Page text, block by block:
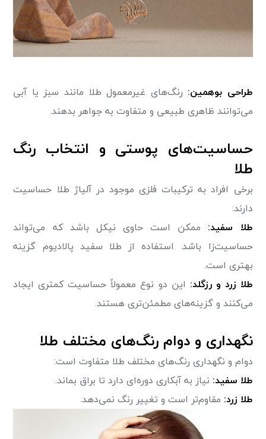
طراحی بوهمین: رنگ‌های غیرمعمول طلا مانند سبز یا آبی
می‌توانند ظاهری طبیعی و متفاوت به جواهر بدهند.
حساسیت‌های پوستی و انتخاب رنگ
طلا
برخی افراد به ترکیبات فلزی موجود در آلیاژ طلا حساسیت
دارند:
طلا سفید: ممکن است حاوی نیکل باشد که می‌تواند
حساسیت‌زا باشد. استفاده از طلا سفید پالادیوم گزینه
بهتری است.
طلا زرد و رزگلد: این دو نوع معمولاً حساسیت کمتری ایجاد
می‌کنند و گزینه‌های مطمئن‌تری هستند.
نگهداری و دوام رنگ‌های مختلف طلا
دوام و نگهداری رنگ‌های مختلف طلا متفاوت است:
طلا سفید: نیاز به آبکاری دوره‌ای دارد تا براق بماند.
طلا زرد: مقاوم‌تر است و تغییر رنگ نمی‌دهد.